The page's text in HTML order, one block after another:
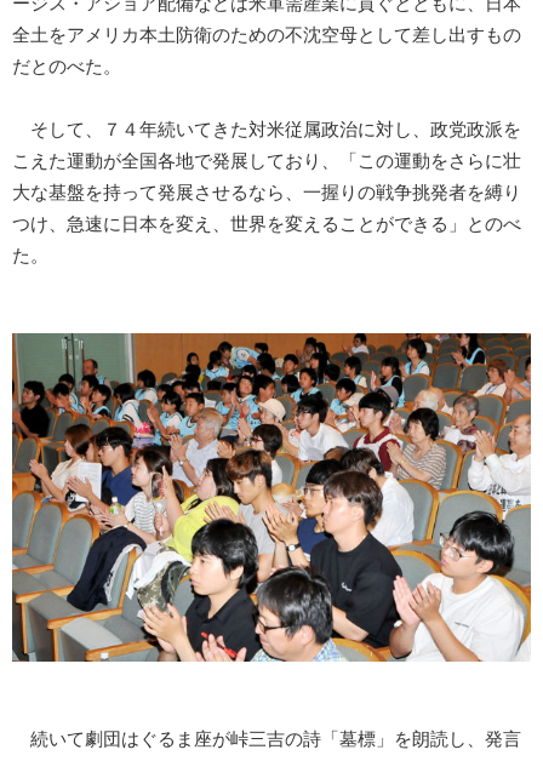
全土をアメリカ本土防衛のための不沈空母として差し出すもの
だとのべた。
そして、７４年続いてきた対米従属政治に対し、政党政派を
こえた運動が全国各地で発展しており、「この運動をさらに壮
大な基盤を持って発展させるなら、一握りの戦争挑発者を縛り
つけ、急速に日本を変え、世界を変えることができる」とのべ
た。
続いて劇団はぐるま座が峠三吉の詩「墓標」を朗読し、発言